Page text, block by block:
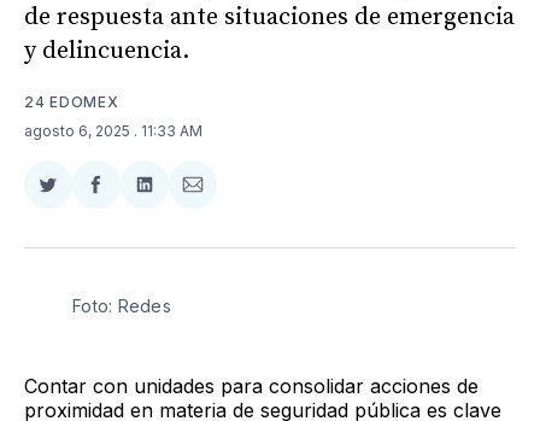
de respuesta ante situaciones de emergencia
y delincuencia.
24 EDOMEX
agosto 6, 2025 . 11:33 AM
Compartir
Twitter
Compartir
Facebook
Compartir
LinkedIn
Compartir
Email
Foto: Redes
Contar con unidades para consolidar acciones de
proximidad en materia de seguridad pública es clave